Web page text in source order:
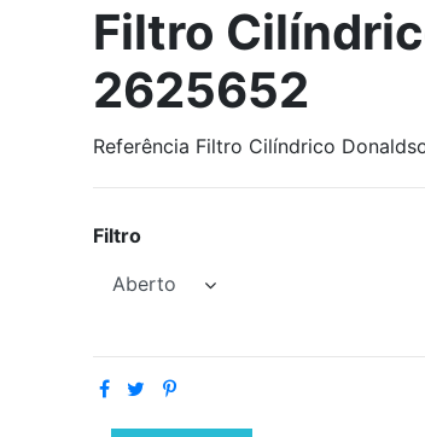
Filtro
2625652
Referência Filtro Cilíndrico
Filtro